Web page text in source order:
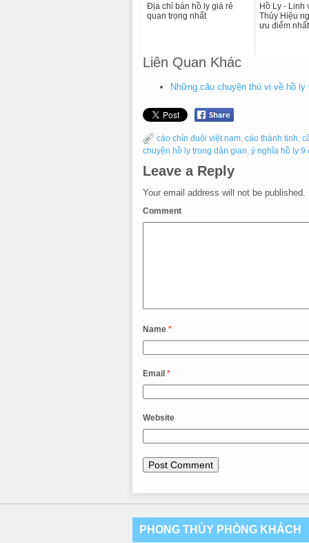
Địa chỉ bán hồ ly giá rẻ
quan trọng nhất
Hồ Ly - Linh
Thủy Hiệu
ưu điểm nhất
Liên Quan Khác
Những câu chuyện thú vị về hồ ly
cáo chín đuôi việt nam, cáo thành tinh,
chuyện hồ ly trong dân gian, ý nghĩa hồ ly 9
Leave a Reply
Your email address will not be published.
Comment
Name *
Email *
Website
PHONG THỦY PHÒNG KHÁCH